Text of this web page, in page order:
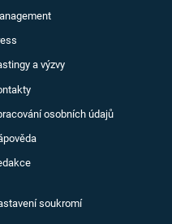
a výzvy
osobních údajů
soukromí